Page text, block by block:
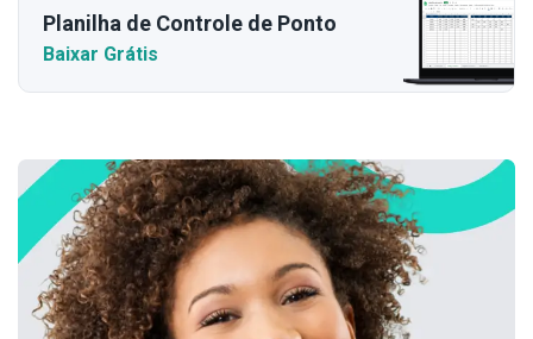
Planilha de Controle de Ponto
Baixar Grátis